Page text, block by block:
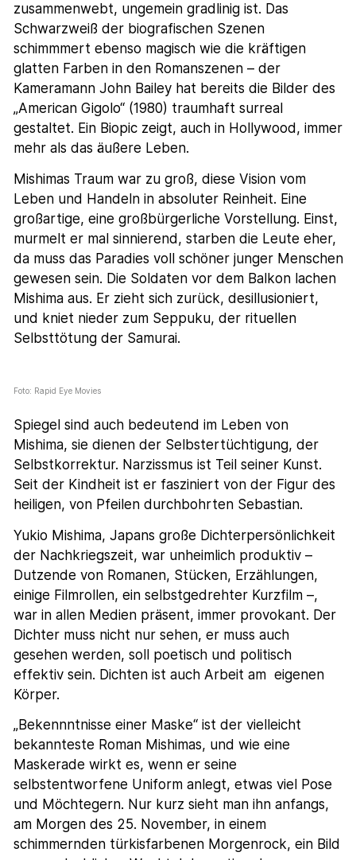
zusammenwebt, ungemein gradlinig ist. Das
Schwarzweiß der biografischen Szenen
schimmmert ebenso magisch wie die kräftigen
glatten Farben in den Romanszenen – der
Kameramann John Bailey hat bereits die Bilder des
„American Gigolo“ (1980) traumhaft surreal
gestaltet. Ein Biopic zeigt, auch in Hollywood, immer
mehr als das äußere Leben.
Mishimas Traum war zu groß, diese Vision vom
Leben und Handeln in absoluter Reinheit. Eine
großartige, eine großbürgerliche Vorstellung. Einst,
murmelt er mal sinnierend, starben die Leute eher,
da muss das Paradies voll schöner junger Menschen
gewesen sein. Die Soldaten vor dem Balkon lachen
Mishima aus. Er zieht sich zurück, desillusioniert,
und kniet nieder zum Seppuku, der rituellen
Selbsttötung der Samurai.
Foto: Rapid Eye Movies
Spiegel sind auch bedeutend im Leben von
Mishima, sie dienen der Selbstertüchtigung, der
Selbstkorrektur. Narzissmus ist Teil seiner Kunst.
Seit der Kindheit ist er fasziniert von der Figur des
heiligen, von Pfeilen durchbohrten Sebastian.
Yukio Mishima, Japans große Dichterpersönlichkeit
der Nachkriegszeit, war unheimlich produktiv –
Dutzende von Romanen, Stücken, Erzählungen,
einige Filmrollen, ein selbstgedrehter Kurzfilm –,
war in allen Medien präsent, immer provokant. Der
Dichter muss nicht nur sehen, er muss auch
gesehen werden, soll poetisch und politisch
effektiv sein. Dichten ist auch Arbeit am eigenen
Körper.
„Bekennntnisse einer Maske“ ist der vielleicht
bekannteste Roman Mishimas, und wie eine
Maskerade wirkt es, wenn er seine
selbstentworfene Uniform anlegt, etwas viel Pose
und Möchtegern. Nur kurz sieht man ihn anfangs,
am Morgen des 25. November, in einem
schimmernden türkisfarbenen Morgenrock, ein Bild